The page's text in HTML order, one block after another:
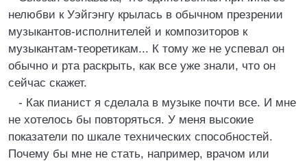
нелюбви к Уэйгэнгу крылась в обычном презрении
музыкантов-исполнителей и композиторов к
музыкантам-теоретикам... К тому же не успевал он
обычно и рта раскрыть, как все уже знали, что он
сейчас скажет.
- Как пианист я сделала в музыке почти все. И мне
не хотелось бы повторяться. У меня высокие
показатели по шкале технических способностей.
Почему бы мне не стать, например, врачом или